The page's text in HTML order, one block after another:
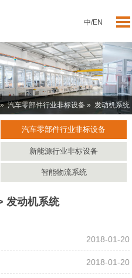
中/EN
汽车零部件行业非标设备» 发动机系统
汽车零部件行业非标设备
新能源行业非标设备
智能物流系统
发动机系统
2018-01-20
2018-01-20